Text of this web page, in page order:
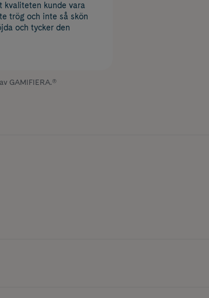
kvaliteten kunde vara
trög och inte så skön
och tycker den
GAMIFIERA.®